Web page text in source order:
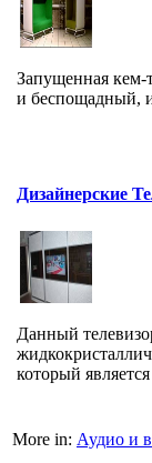
Запущенная кем-
и беспощадный,
Дизайнерские
Данный
который
More in: Аудио и